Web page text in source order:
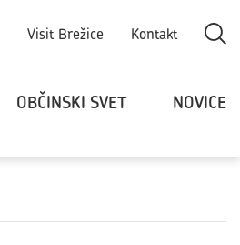
Visit Brežice Kontakt
OBČINSKI SVET NOVICE